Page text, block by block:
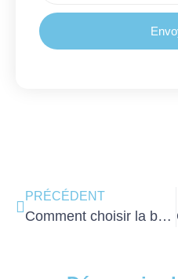
PRÉCÉDENT
Comment choisir la bonne entreprise de nettoyage B2B à Genève ?